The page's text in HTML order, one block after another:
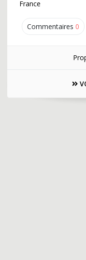
Commentaires 0
France